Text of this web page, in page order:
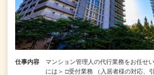
仕事内容
マンション管理人の代行業務をお任せ
には＞ □受付業務 （入居者様の対応、